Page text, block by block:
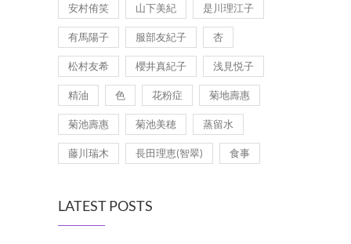
安村侑笑 山下美紀 是川理江子
有馬陽子 服部友紀子 杏
松村友希 櫻井真紀子 浅見悦子
精油 色 花粉症 菊地壽惠
菊池壽惠 菊池美穂 蒸留水
藤川瑞木 長田理恵(智翠) 食事
LATEST POSTS